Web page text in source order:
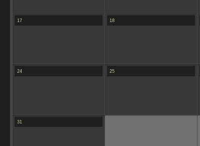
17 18
24 25
31